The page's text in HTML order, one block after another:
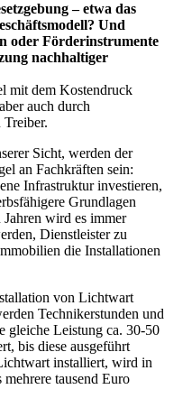
– etwa das
Und
oder Förderinstrumente
nachhaltiger
mit dem Kostendruck
auch durch
Sicht, werden der
an Fachkräften sein:
Infrastruktur investieren,
Grundlagen
wird es immer
Dienstleister zu
die Installationen
von Lichtwart
Technikerstunden und
gleiche Leistung ca. 30-50
bis diese ausgeführt
installiert, wird in
tausend Euro